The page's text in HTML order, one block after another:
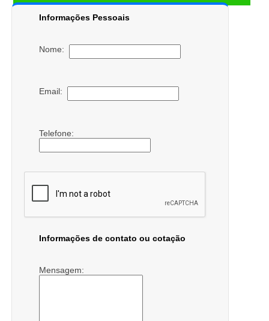
Informações Pessoais
Nome:
Email:
Telefone:
Informações de contato ou cotação
Mensagem: